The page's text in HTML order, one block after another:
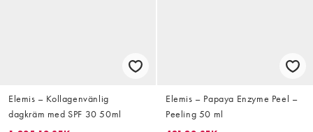
Elemis – Kollagenvänlig
dagkräm med SPF 30 50ml
Elemis – Papaya Enzyme Peel –
Peeling 50 ml